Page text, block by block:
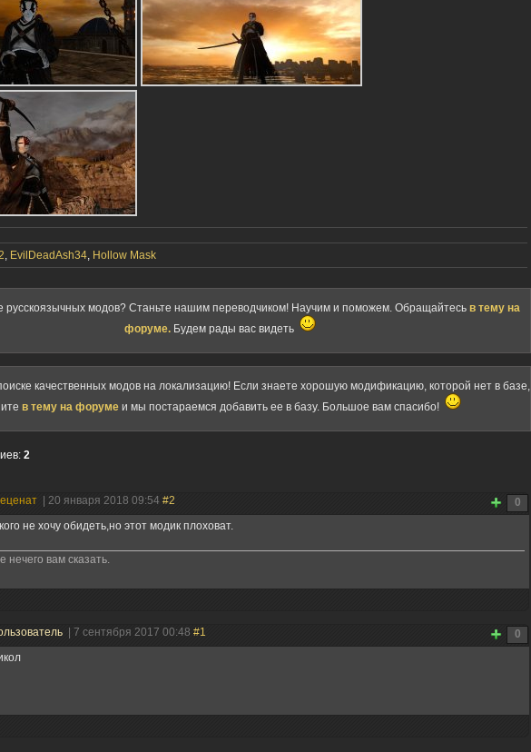
, EvilDeadAsh34, Hollow Mask
русскоязычных модов? Станьте нашим переводчиком! Научим и поможем. Обращайтесь в тему на
форуме. Будем рады вас видеть
качественных модов на локализацию! Если знаете хорошую модификацию, которой нет в базе,
в тему на форуме и мы постараемся добавить ее в базу. Большое вам спасибо!
: 2
0
| 20 января 2018 09:54 #2
не хочу обидеть,но этот модик плоховат.
нечего вам сказать.
0
| 7 сентября 2017 00:48 #1